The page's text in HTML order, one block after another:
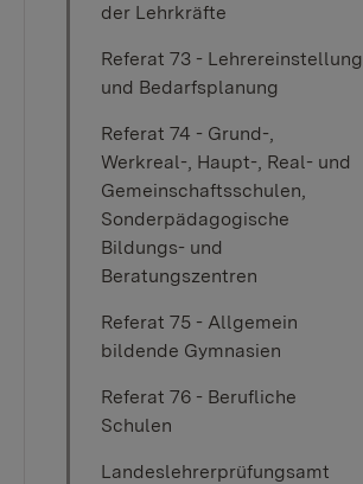
der Lehrkräfte
Referat 73 - Lehrereinstellung
und Bedarfsplanung
Referat 74 - Grund-,
Werkreal-, Haupt-, Real- und
Gemeinschaftsschulen,
Sonderpädagogische
Bildungs- und
Beratungszentren
Referat 75 - Allgemein
bildende Gymnasien
Referat 76 - Berufliche
Schulen
Landeslehrerprüfungsamt